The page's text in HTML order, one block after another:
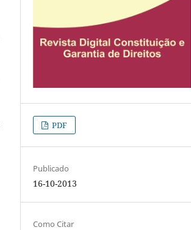
PDF
Publicado
16-10-2013
Como Citar